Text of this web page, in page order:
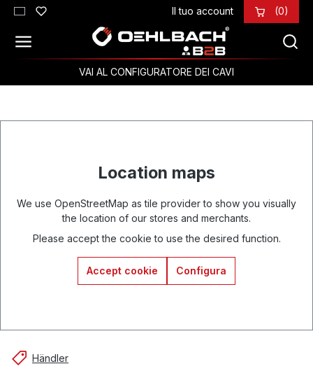
Passa al contenuto principale Il tuo account (0)
VAI AL CONFIGURATORE DEI CAVI
Location maps
We use OpenStreetMap as tile provider to show you visually
the location of our stores and merchants.
Please accept the cookie to use the desired function.
Accept cookie Configura
Händler